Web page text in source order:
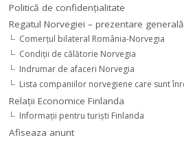
Politică de confidențialitate
Regatul Norvegiei – prezentare generală
Comerţul bilateral România-Norvegia
Condiții de călătorie Norvegia
Indrumar de afaceri Norvegia
Lista companiilor norvegiene care sunt
Relaţii Economice Finlanda
Informaţii pentru turişti Finlanda
Afiseaza anunt